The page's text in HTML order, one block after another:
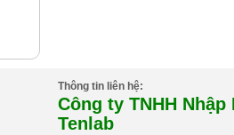
Thông tin liên hệ:
Công ty TNHH
Tenlab